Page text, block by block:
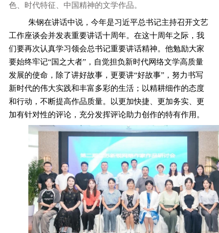
色、时代特征、中国精神的文学作品。
朱钢在讲话中说，今年是习近平总书记主持召开文艺
工作座谈会并发表重要讲话十周年。在这十周年之际，我
们要再次认真学习领会总书记重要讲话精神。他勉励大家
要始终牢记“国之大者”，自觉担负新时代网络文学高质量
发展的使命，除了讲好故事，更要讲“好故事”，努力书写
新时代的伟大实践和丰富多彩的生活；以精耕细作的态度
和行动，不断提高作品质量。以更加快捷、更加务实、更
加有针对性的评论，充分发挥评论助力创作的特有作用。